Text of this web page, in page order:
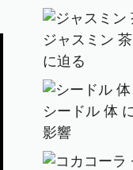
ジャスミン
に迫る
シードル 体
影響